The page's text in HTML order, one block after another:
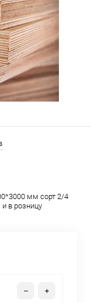
мм сорт 2/4
в розницу